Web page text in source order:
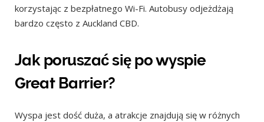
korzystając z bezpłatnego Wi-Fi. Autobusy odjeżdżają
bardzo często z Auckland CBD.
Jak poruszać się po wyspie
Great Barrier?
Wyspa jest dość duża, a atrakcje znajdują się w różnych